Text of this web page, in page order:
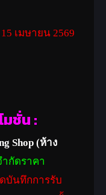
เมษายน 2569
มชั่น :
Shop (ห้าง
กัดราคา
บันทึกการรับ